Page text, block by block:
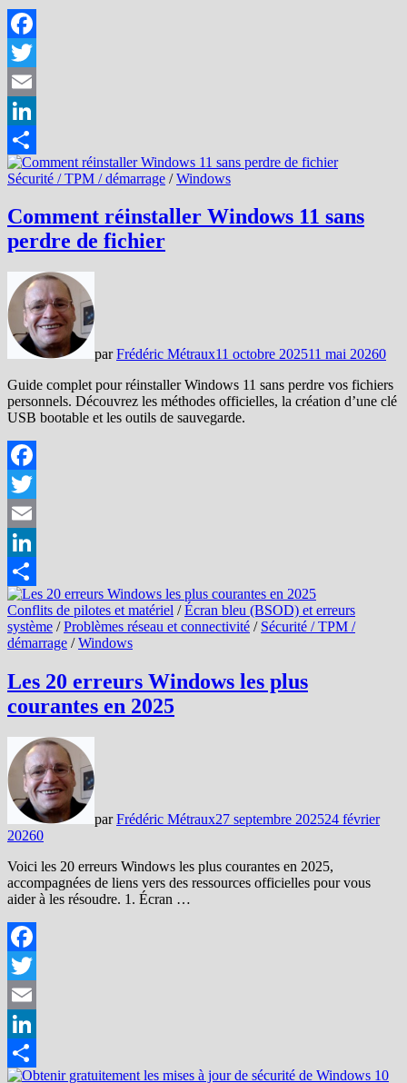
Facebook
Twitter
Email
LinkedIn
Partager
Sécurité / TPM / démarrage /Windows
Comment réinstaller Windows 11 sans
perdre de fichier
parFrédéric Métraux11 octobre 202511 mai 20260
Guide complet pour réinstaller Windows 11 sans perdre vos fichiers
personnels. Découvrez les méthodes officielles, la création d’une clé
USB bootable et les outils de sauvegarde.
Facebook
Twitter
Email
LinkedIn
Partager
Conflits de pilotes et matériel /Écran bleu (BSOD) et erreurs
système /Problèmes réseau et connectivité / Sécurité / TPM /
démarrage /Windows
Les 20 erreurs Windows les plus
courantes en 2025
parFrédéric Métraux27 septembre 202524 février
20260
Voici les 20 erreurs Windows les plus courantes en 2025,
accompagnées de liens vers des ressources officielles pour vous
aider à les résoudre. 1. Écran …
Facebook
Twitter
Email
LinkedIn